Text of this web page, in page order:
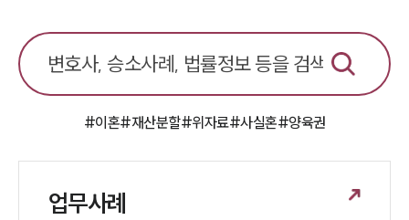
부소개
대륜의 강점
오시는 길
글로벌 파트너 로펌
고객의 소리
AI대륜
#이혼#재산분할#위자료#사실혼#양육권
업무사례